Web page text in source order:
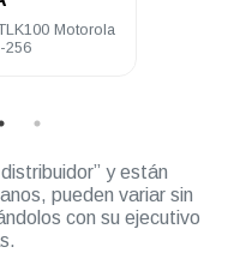
Motorola
256
y están
pueden variar sin
con su ejecutivo